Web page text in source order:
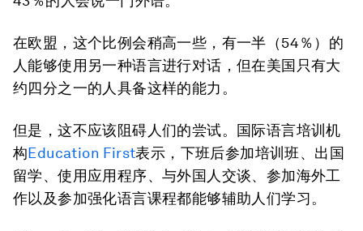
在欧盟，这个比例会稍高一些，有一半（54％）的
人能够使用另一种语言进行对话，但在美国只有大
约四分之一的人具备这样的能力。
但是，这不应该阻碍人们的尝试。国际语言培训机
构Education First表示，下班后参加培训班、出国
留学、使用应用程序、与外国人交谈、参加海外工
作以及参加强化语言课程都能够辅助人们学习。